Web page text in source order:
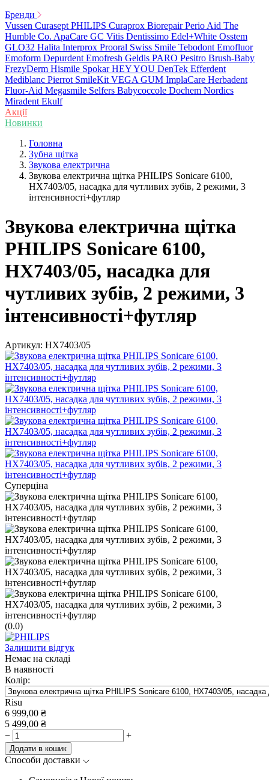
Бренди
Vussen Curasept PHILIPS Curaprox Biorepair Perio Aid The
Humble Co. ApaCare GC Vitis Dentissimo Edel+White Osstem
GLO32 Halita Interprox Prooral Swiss Smile Tebodont Emofluor
Emoform Depurdent Emofresh Geldis PARO Pesitro Brush-Baby
FrezyDerm Hismile Spokar HEY YOU DenTek Efferdent
Mediblanc Pierrot SmileKit VEGA GUM ImplaCare Herbadent
Fluor-Aid Megasmile Selfers Babycoccole Dochem Nordics
Miradent Ekulf
Акції
Новинки
Головна
Зубна щітка
Звукова електрична
Звукова електрична щітка PHILIPS Sonicare 6100,
HX7403/05, насадка для чутливих зубів, 2 режими, 3
інтенсивності+футляр
Звукова електрична щітка
PHILIPS Sonicare 6100,
HX7403/05, насадка для
чутливих зубів, 2 режими, 3
інтенсивності+футляр
Артикул: HX7403/05
Суперціна
(0.0)
Залишити відгук
Немає на складі
В наявності
Колір:
Risu
6 999,00 ₴
5 499,00 ₴
−
+
Додати в кошик
Способи доставки